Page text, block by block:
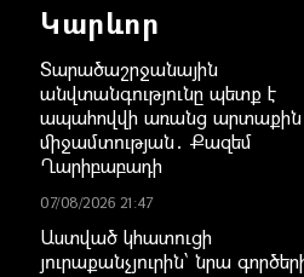
Կարևոր
Տարածաշրջանային
անվտանգությունը պետք է
ապահովվի առանց արտաքին
միջամտության․ Քազեմ
Ղարիբաբադի
07/08/2026 21:47
Աստված կհատուցի
յուրաքանչյուրին՝ նրա